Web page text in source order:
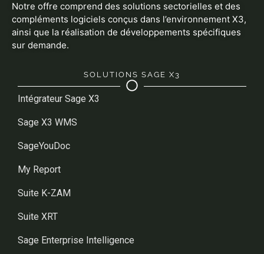
Notre offre comprend des solutions sectorielles et des
compléments logiciels conçus dans l’environnement X3,
ainsi que la réalisation de développements spécifiques
sur demande.
SOLUTIONS SAGE X3
Intégrateur Sage X3
Sage X3 WMS
SageYouDoc
My Report
Suite K-ZAM
Suite XRT
Sage Enterprise Intelligence